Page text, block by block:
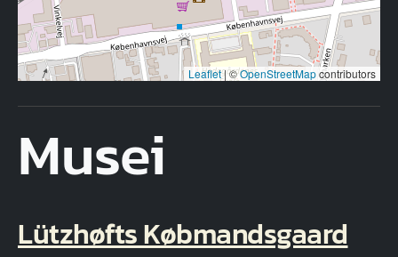
Leaflet|©OpenStreetMapcontributors
Musei
Lützhøfts Købmandsgaard